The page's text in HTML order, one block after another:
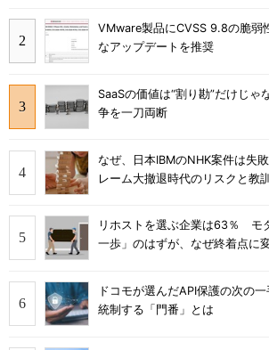
VMware製品にCVSS 9.8の脆
なアップデートを推奨
SaaSの価値は“割り勘”だけじ
争を一刀両断
なぜ、日本IBMのNHK案件は失
レーム大撤退時代のリスクと教
リホストを選ぶ企業は63％ モ
一歩」のはずが、なぜ終着点に
ドコモが選んだAPI保護の次の
統制する「門番」とは